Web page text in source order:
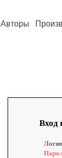
Авторы
Вход